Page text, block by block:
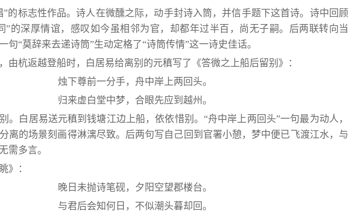
”的标志性作品。诗人在微醺之际，动手封诗入筒，并信手题下这首诗。诗中回顾
”的深厚情谊，感叹如今虽相邻为官，却都年过半百，尚无子嗣。后两联转向当
句“莫辞来去递诗筒”生动定格了“诗筒传情”这一诗史佳话。
由杭返越登船时，白居易给离别的元稹写了《答微之上船后留别》：
烛下尊前一分手，舟中岸上两回头。
归来虚白堂中梦，合眼先应到越州。
。白居易送元稹到钱塘江边上船，依依惜别。“舟中岸上两回头”一句最为动人，
离的场景刻画得淋漓尽致。后两句写自己回到官署小憩，梦中便已飞渡江水，与
需多言。
》：
晚日未抛诗笔砚，夕阳空望郡楼台。
与君后会知何日，不似潮头暮却回。